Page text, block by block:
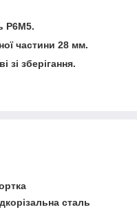
Р6М5.
частини 28 мм.
зі зберігання.
сталь